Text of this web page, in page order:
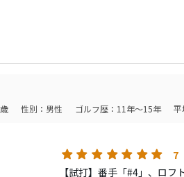
高弾道ですが、思った
落下角度も充分なので
スタンダードモデルは
性別：男性 ゴルフ歴：11年～15年 平
7
【試打】番手「#4」、ロ